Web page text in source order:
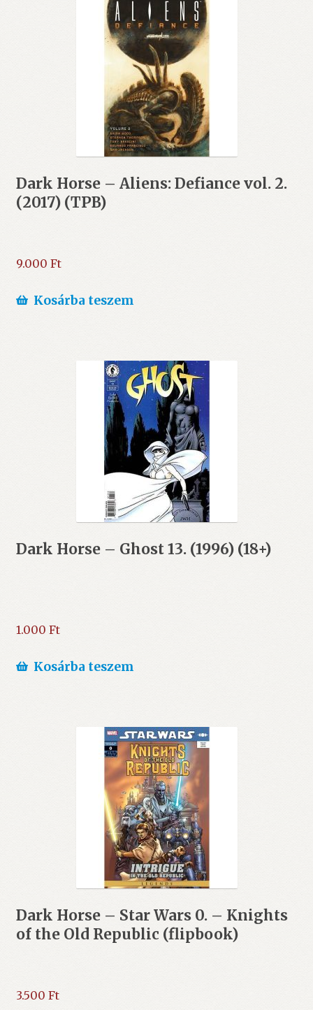
Dark Horse – Aliens: Defiance vol. 2.
(2017) (TPB)
9.000 Ft
Kosárba teszem
Dark Horse – Ghost 13. (1996) (18+)
1.000 Ft
Kosárba teszem
Dark Horse – Star Wars 0. – Knights
of the Old Republic (flipbook)
3.500 Ft